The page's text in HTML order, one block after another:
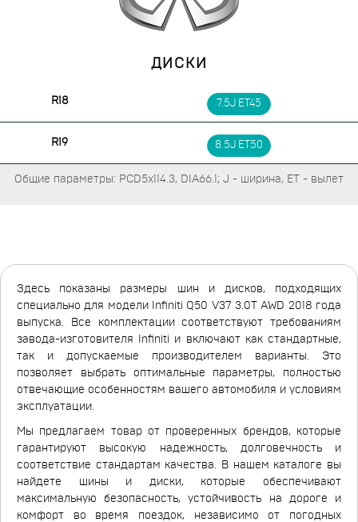
ДИСКИ
R18 7.5J ET45
R19 8.5J ET50
Общие параметры: PCD5x114.3, DIA66.1; J - ширина, ET - вылет
Здесь показаны размеры шин и дисков, подходящих
специально для модели Infiniti Q50 V37 3.0T AWD 2018 года
выпуска. Все комплектации соответствуют требованиям
завода-изготовителя Infiniti и включают как стандартные,
так и допускаемые производителем варианты. Это
позволяет выбрать оптимальные параметры, полностью
отвечающие особенностям вашего автомобиля и условиям
эксплуатации.
Мы предлагаем товар от проверенных брендов, которые
гарантируют высокую надежность, долговечность и
соответствие стандартам качества. В нашем каталоге вы
найдете шины и диски, которые обеспечивают
максимальную безопасность, устойчивость на дороге и
комфорт во время поездок, независимо от погодных